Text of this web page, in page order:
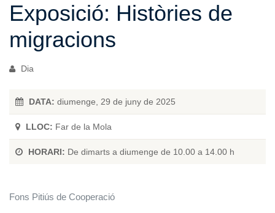
Exposició: Històries de
migracions
Dia
DATA: diumenge, 29 de juny de 2025
LLOC: Far de la Mola
HORARI: De dimarts a diumenge de 10.00 a 14.00 h
Fons Pitiús de Cooperació